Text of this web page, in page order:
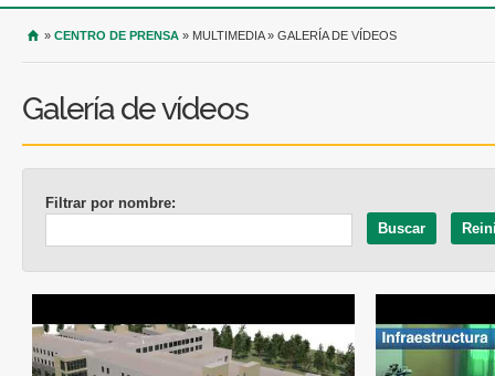
USTED SE ENCUENTRA AQUÍ
» CENTRO DE PRENSA » MULTIMEDIA » GALERÍA DE VÍDEOS
Galería de vídeos
Filtrar por nombre: